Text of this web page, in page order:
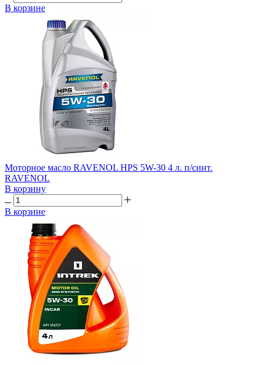
В корзине
Моторное масло RAVENOL HPS 5W-30 4 л. п/синт.
RAVENOL
В корзину
В корзине